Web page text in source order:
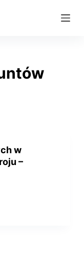
w
–